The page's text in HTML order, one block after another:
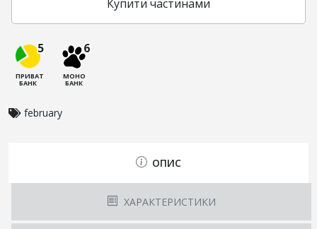
Купити частинами
5
ПРИВАТ
БАНК
6
МОНО
БАНК
february
ОПИС
ХАРАКТЕРИСТИКИ